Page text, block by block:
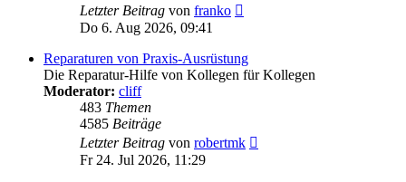
Letzter Beitrag von franko
Do 6. Aug 2026, 09:41
Reparaturen von Praxis-Ausrüstung
Die Reparatur-Hilfe von Kollegen für Kollegen
Moderator: cliff
483 Themen
4585 Beiträge
Letzter Beitrag von robertmk
Fr 24. Jul 2026, 11:29